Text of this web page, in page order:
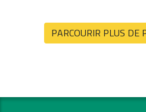
PARCOURIR PLUS DE